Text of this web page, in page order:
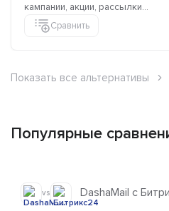
кампании, акции, рассылки...
Сравнить
Показать все альтернативы
Популярные
vs DashaMail с